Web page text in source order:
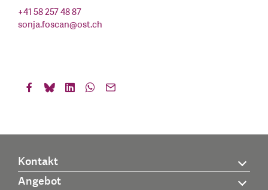
+41 58 257 48 87
sonja.foscan@ost.ch
Kontakt
Angebot